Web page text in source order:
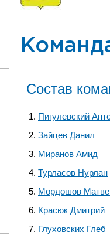
Состав
Пигулевский
Зайцев Данил
Миранов Амид
Турласов Нурлан
Мордошов
Красюк Дмитрий
Глуховских Глеб